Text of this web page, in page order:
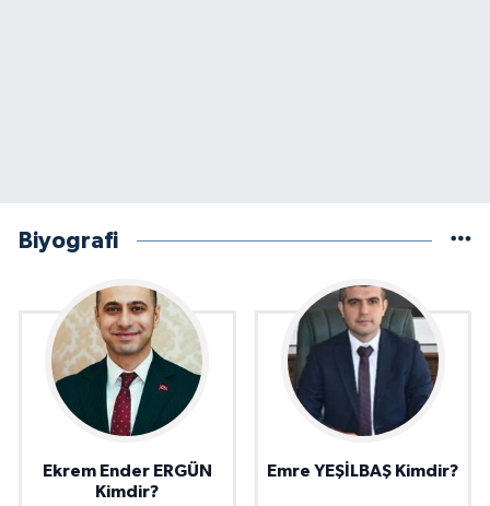
Biyografi
Ekrem Ender ERGÜN
Kimdir?
Emre YEŞİLBAŞ Kimdir?